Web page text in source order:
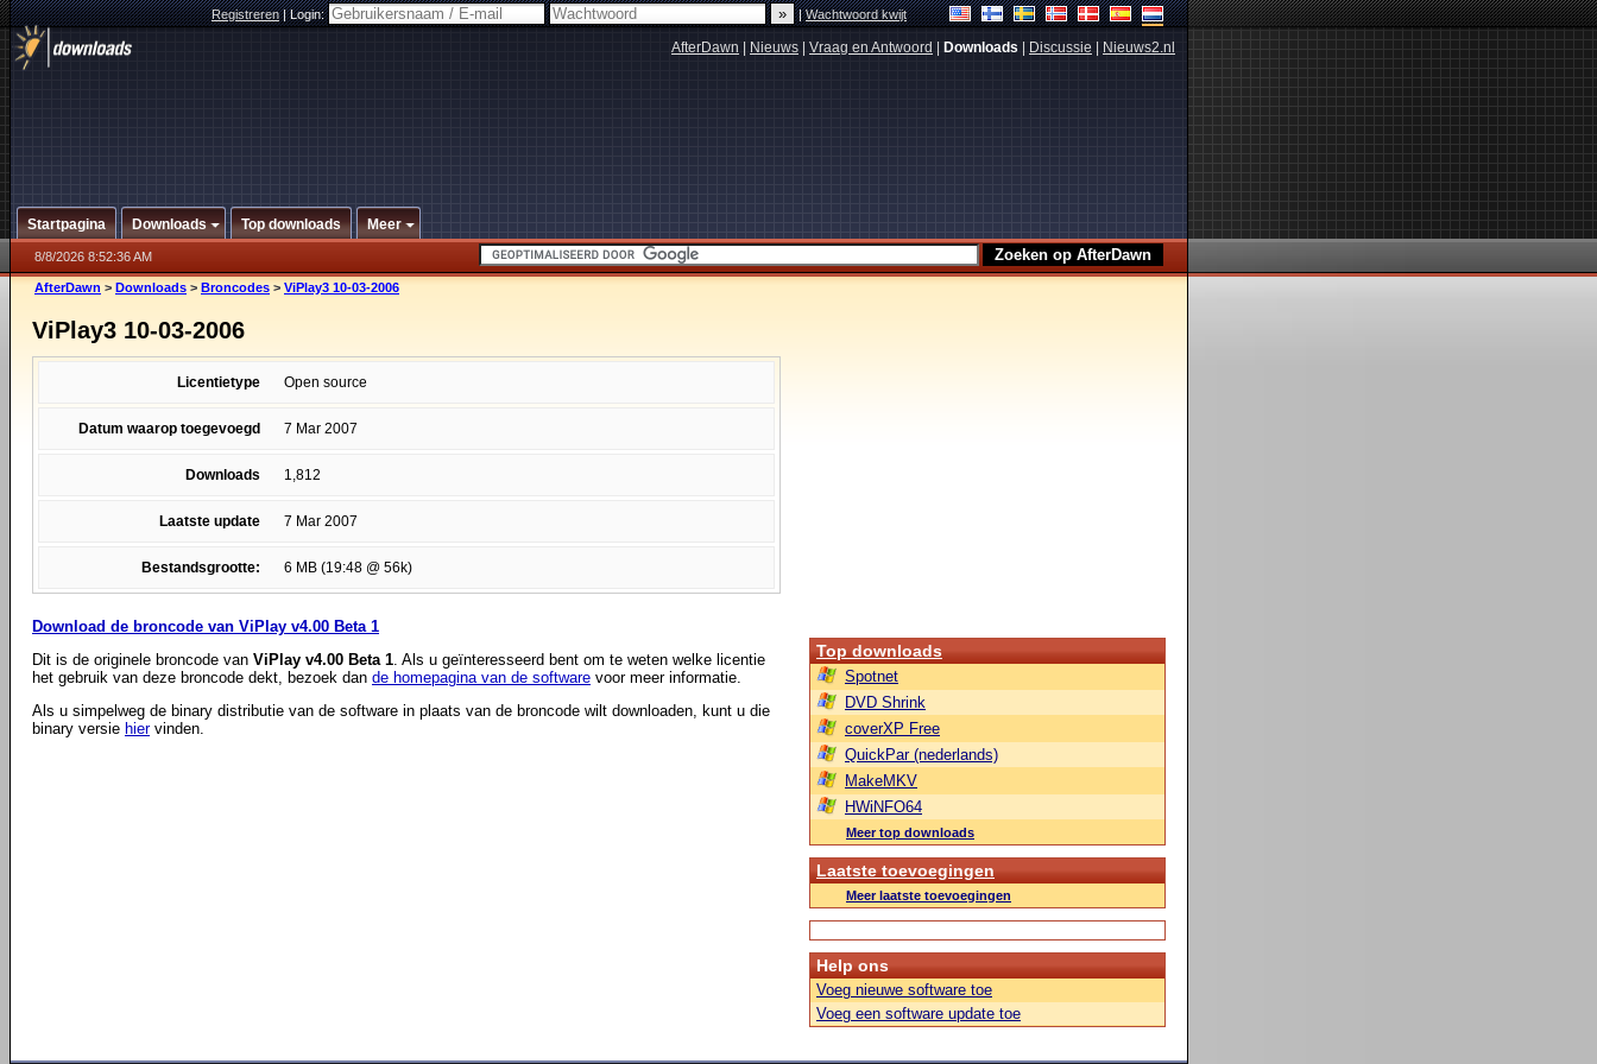
Registreren|Login: |Wachtwoord kwijt
AfterDawn Nieuws Vraag en Antwoord Downloads Discussie Nieuws2.nl
Startpagina Downloads Top downloads Meer
8/8/2026 8:52:36 AM
AfterDawn > Downloads > Broncodes > ViPlay3 10-03-2006
ViPlay3 10-03-2006
Licentietype Open source
Datum waarop toegevoegd 7 Mar 2007
Downloads 1,812
Laatste update 7 Mar 2007
Bestandsgrootte: 6 MB (19:48 @ 56k)
Download de broncode van ViPlay v4.00 Beta 1
Dit is de originele broncode van ViPlay v4.00 Beta 1. Als u geïnteresseerd bent om te weten welke licentie
het gebruik van deze broncode dekt, bezoek dan de homepagina van de software voor meer informatie.
Als u simpelweg de binary distributie van de software in plaats van de broncode wilt downloaden, kunt u die
binary versie hiervinden.
Top downloads
Spotnet
DVD Shrink
coverXP Free
QuickPar (nederlands)
MakeMKV
HWiNFO64
Meer top downloads
Laatste toevoegingen
Meer laatste toevoegingen
Help ons
Voeg nieuwe software toe
Voeg een software update toe